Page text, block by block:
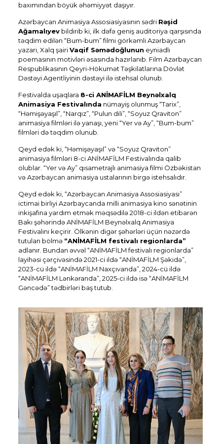
baxımından böyük əhəmiyyət daşıyır.
Azərbaycan Animasiya Assosiasiyasının sədri Rəşid
Ağamalıyevbildirib ki, ilk dəfə geniş auditoriya qarşısında
təqdim edilən “Bum-bum” filmi görkəmli Azərbaycan
yazarı, Xalq şairiVaqif Səmədoğlunun eyniadlı
poemasının motivləri əsasında hazırlanıb. Film Azərbaycan
Respublikasının Qeyri-Hökumət Təşkilatlarına Dövlət
Dəstəyi Agentliyinin dəstəyi ilə istehsal olunub.
Festivalda uşaqlara 8-ci ANİMAFİLM Beynəlxalq
Animasiya Festivalında nümayiş olunmuş “Tarix”,
“Həmişəyaşıl”, “Narqız”, “Pulun dili”, “Soyuz Qraviton”
animasiya filmləri ilə yanaşı, yeni “Yer və Ay”, “Bum-bum”
filmləri də təqdim olunub.
Qeyd edək ki, “Həmişəyaşıl” və “Soyuz Qraviton”
animasiya filmləri 8-ci ANİMAFİLM Festivalında qalib
olublar. “Yer və Ay” qısametrajlı animasiya filmi Özbəkistan
və Azərbaycan animasiya ustalarının birgə istehsalıdır.
Qeyd edək ki, “Azərbaycan Animasiya Assosiasiyası”
ictimai birliyi Azərbaycanda milli animasiya kino sənətinin
inkişafına yardım etmək məqsədilə 2018-ci ildən etibarən
Bakı şəhərində ANİMAFİLM Beynəlxalq Animasiya
Festivalını keçirir. Ölkənin digər şəhərləri üçün nəzərdə
tutulan bölmə “ANİMAFİLM festivalı regionlarda”
adlanır. Bundan əvvəl “ANİMAFİLM festivalı regionlarda”
layihəsi çərçivəsində 2021-ci ildə “ANİMAFİLM Şəkidə”,
2023-cü ildə “ANİMAFİLM Naxçıvanda”, 2024-cü ildə
“ANİMAFİLM Lənkəranda”, 2025-ci ildə isə “ANİMAFİLM
Gəncədə” tədbirləri baş tutub.